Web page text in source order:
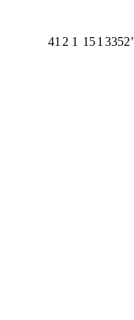
41 2 1 151 3352ʼ